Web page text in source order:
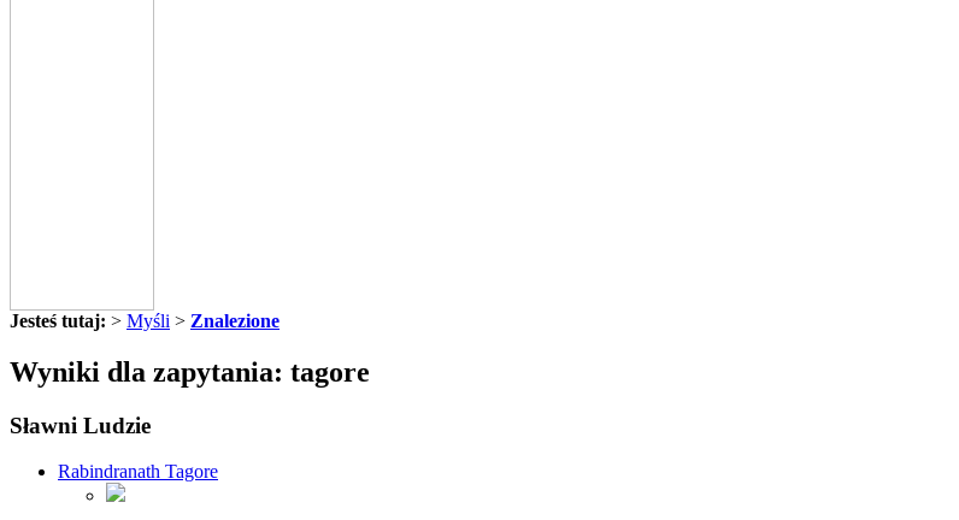
Jesteś tutaj: > Myśli > Znalezione
Wyniki dla zapytania: tagore
Sławni Ludzie
Rabindranath Tagore